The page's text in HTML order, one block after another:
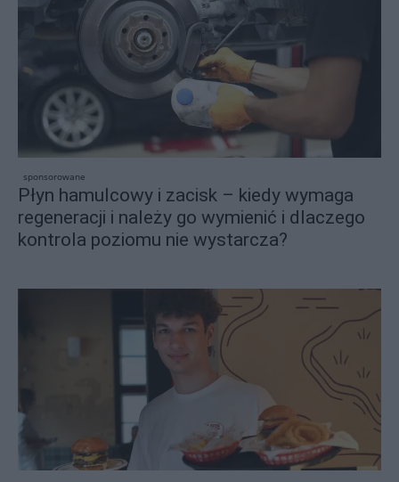
sponsorowane
Płyn hamulcowy i zacisk – kiedy wymaga
regeneracji i należy go wymienić i dlaczego
kontrola poziomu nie wystarcza?